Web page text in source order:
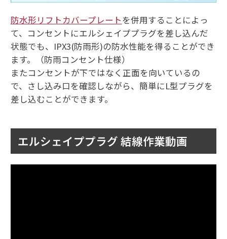
防水形リフトカバープレートを併用することによっ
て、コンセントにエルシェイププラグを差し込んだ
状態でも、IPX3(防雨形)の防水性能を得ることができ
ます。（防雨コンセント仕様）
またコンセントが下ではなく正面を向いているの
で、さし込み口を確認しながら、簡単にL型プラグを
差し込むことができます。
エルシェイププラグ 結線作業動画